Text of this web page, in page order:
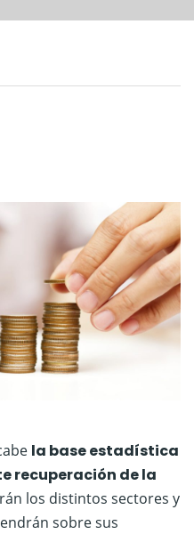
la base estadística
recuperación de la
los distintos sectores y
sobre sus